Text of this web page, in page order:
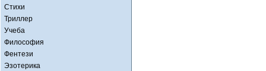
Стихи
Триллер
Учеба
Философия
Фентези
Эзотерика